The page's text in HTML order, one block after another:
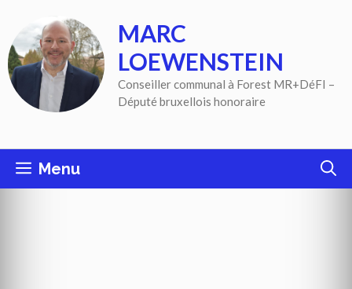
contenu
MARC
LOEWENSTEIN
Conseiller communal à Forest MR+DéFI –
Député bruxellois honoraire
Menu